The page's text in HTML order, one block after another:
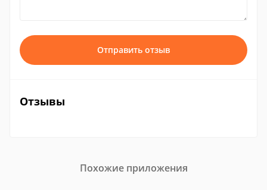
Отправить отзыв
Отзывы
Похожие приложения